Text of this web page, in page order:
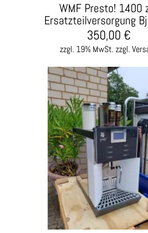
WMF Presto! 1400
Ersatzteilversorgung
zzgl. 19% MwSt. zzgl.
350,00 €